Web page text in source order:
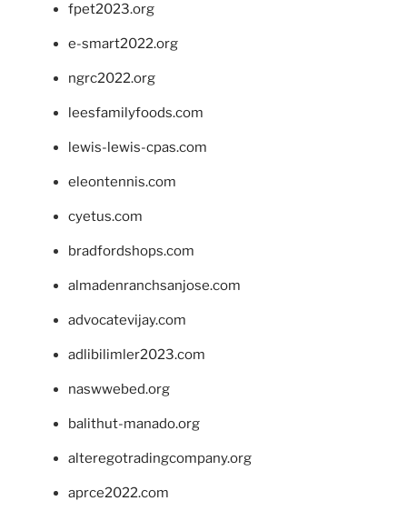
fpet2023.org
e-smart2022.org
ngrc2022.org
leesfamilyfoods.com
lewis-lewis-cpas.com
eleontennis.com
cyetus.com
bradfordshops.com
almadenranchsanjose.com
advocatevijay.com
adlibilimler2023.com
naswwebed.org
balithut-manado.org
alteregotradingcompany.org
aprce2022.com